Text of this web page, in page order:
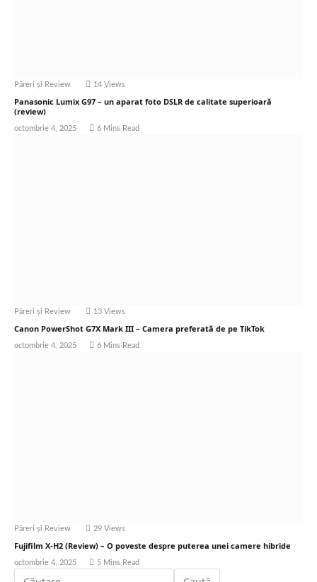
Păreri și Review 14 Views
Panasonic Lumix G97 – un aparat foto DSLR de calitate superioară
(review)
octombrie 4, 2025 6 Mins Read
Păreri și Review 13 Views
Canon PowerShot G7X Mark III – Camera preferată de pe TikTok
octombrie 4, 2025 6 Mins Read
Păreri și Review 29 Views
Fujifilm X-H2 (Review) – O poveste despre puterea unei camere hibride
octombrie 4, 2025 5 Mins Read